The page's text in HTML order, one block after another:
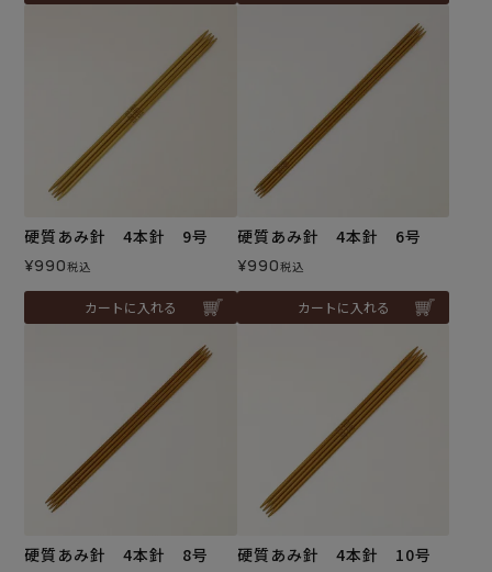
硬質あみ針 4本針 9号
¥990税込
カートに入れる
硬質あみ針 4本針 6号
¥990税込
カートに入れる
硬質あみ針 4本針 8号 硬質あみ針 4本針 10号